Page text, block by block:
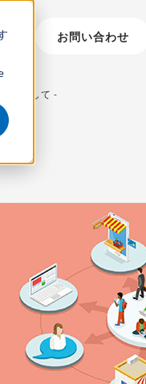
す お問い合わせ
目指して -